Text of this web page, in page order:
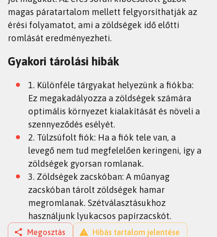
magas páratartalom mellett felgyorsíthatják az
érési folyamatot, ami a zöldségek idő előtti
romlását eredményezheti.
Gyakori tárolási hibák
1. Különféle tárgyakat helyezünk a fiókba:
Ez megakadályozza a zöldségek számára
optimális környezet kialakítását és növeli a
szennyeződés esélyét.
2. Túlzsúfolt fiók: Ha a fiók tele van, a
levegő nem tud megfelelően keringeni, így a
zöldségek gyorsan romlanak.
3. Zöldségek zacskóban: A műanyag
zacskóban tárolt zöldségek hamar
megromlanak. Szétválasztásukhoz
használjunk lyukacsos papírzacskót.
Megosztás Hibás tartalom jelentése